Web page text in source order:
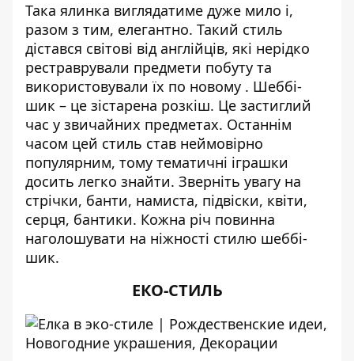
Така ялинка виглядатиме дуже мило і,
разом з тим, елегантно. Такий стиль
дістався світові від англійців, які нерідко
рестраврували предмети побуту та
використовували їх по новому . Шеббі-
шик – це зістарена розкіш. Це застиглий
час у звичайних предметах. Останнім
часом цей стиль став неймовірно
популярним, тому тематичні іграшки
досить легко знайти. Зверніть увагу на
стрічки, банти, намиста, підвіски, квіти,
серця, бантики. Кожна річ повинна
наголошувати на ніжності стилю шеббі-
шик.
ЕКО-СТИЛЬ